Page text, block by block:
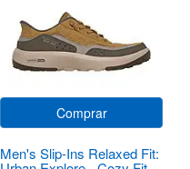
Comprar
Men's Slip-Ins Relaxed Fit: